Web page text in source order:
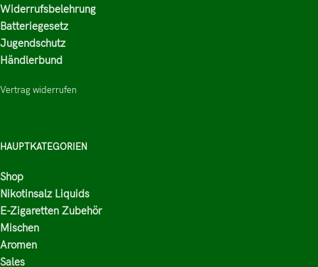
Widerrufsbelehrung
Batteriegesetz
Jugendschutz
Händlerbund
Vertrag widerrufen
HAUPTKATEGORIEN
Shop
Nikotinsalz Liquids
E-Zigaretten Zubehör
Mischen
Aromen
Sales